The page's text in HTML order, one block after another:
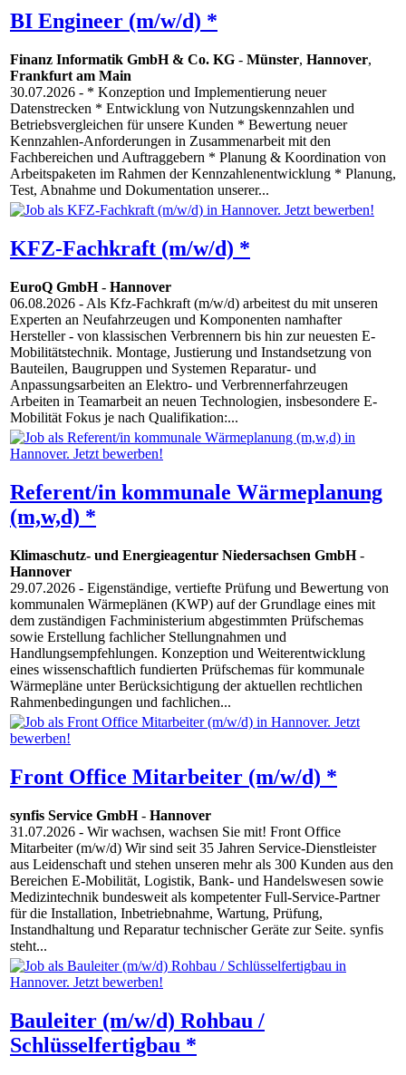
BI Engineer (m/w/d) *
Finanz Informatik GmbH & Co. KG - Münster, Hannover,
Frankfurt am Main
30.07.2026 - * Konzeption und Implementierung neuer
Datenstrecken * Entwicklung von Nutzungskennzahlen und
Betriebsvergleichen für unsere Kunden * Bewertung neuer
Kennzahlen-Anforderungen in Zusammenarbeit mit den
Fachbereichen und Auftraggebern * Planung & Koordination von
Arbeitspaketen im Rahmen der Kennzahlenentwicklung * Planung,
Test, Abnahme und Dokumentation unserer...
KFZ-Fachkraft (m/w/d) *
EuroQ GmbH- Hannover
06.08.2026 - Als Kfz-Fachkraft (m/w/d) arbeitest du mit unseren
Experten an Neufahrzeugen und Komponenten namhafter
Hersteller - von klassischen Verbrennern bis hin zur neuesten E-
Mobilitätstechnik. Montage, Justierung und Instandsetzung von
Bauteilen, Baugruppen und Systemen Reparatur- und
Anpassungsarbeiten an Elektro- und Verbrennerfahrzeugen
Arbeiten in Teamarbeit an neuen Technologien, insbesondere E-
Mobilität Fokus je nach Qualifikation:...
Referent/in kommunale Wärmeplanung
(m,w,d) *
Klimaschutz- und Energieagentur Niedersachsen GmbH-
Hannover
29.07.2026 - Eigenständige, vertiefte Prüfung und Bewertung von
kommunalen Wärmeplänen (KWP) auf der Grundlage eines mit
dem zuständigen Fachministerium abgestimmten Prüfschemas
sowie Erstellung fachlicher Stellungnahmen und
Handlungsempfehlungen. Konzeption und Weiterentwicklung
eines wissenschaftlich fundierten Prüfschemas für kommunale
Wärmepläne unter Berücksichtigung der aktuellen rechtlichen
Rahmenbedingungen und fachlichen...
Front Office Mitarbeiter (m/w/d) *
synfis Service GmbH- Hannover
31.07.2026 - Wir wachsen, wachsen Sie mit! Front Office
Mitarbeiter (m/w/d) Wir sind seit 35 Jahren Service-Dienstleister
aus Leidenschaft und stehen unseren mehr als 300 Kunden aus den
Bereichen E-Mobilität, Logistik, Bank- und Handelswesen sowie
Medizintechnik bundesweit als kompetenter Full-Service-Partner
für die Installation, Inbetriebnahme, Wartung, Prüfung,
Instandhaltung und Reparatur technischer Geräte zur Seite. synfis
steht...
Bauleiter (m/w/d) Rohbau /
Schlüsselfertigbau *